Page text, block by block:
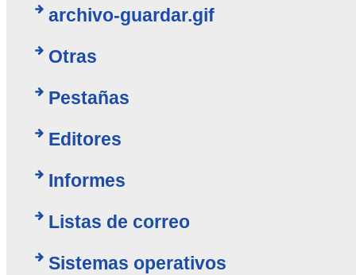
archivo-guardar.gif
Otras
Pestañas
Editores
Informes
Listas de correo
Sistemas operativos